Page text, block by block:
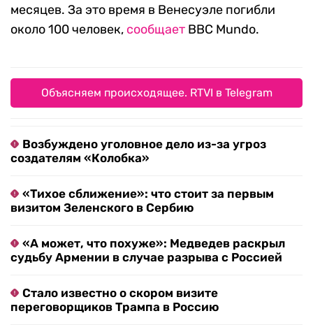
месяцев. За это время в Венесуэле погибли
около 100 человек, сообщает BBC Mundo.
Объясняем происходящее. RTVI в Telegram
Возбуждено уголовное дело из-за угроз
создателям «Колобка»
«Тихое сближение»: что стоит за первым
визитом Зеленского в Сербию
«А может, что похуже»: Медведев раскрыл
судьбу Армении в случае разрыва с Россией
Стало известно о скором визите
переговорщиков Трампа в Россию